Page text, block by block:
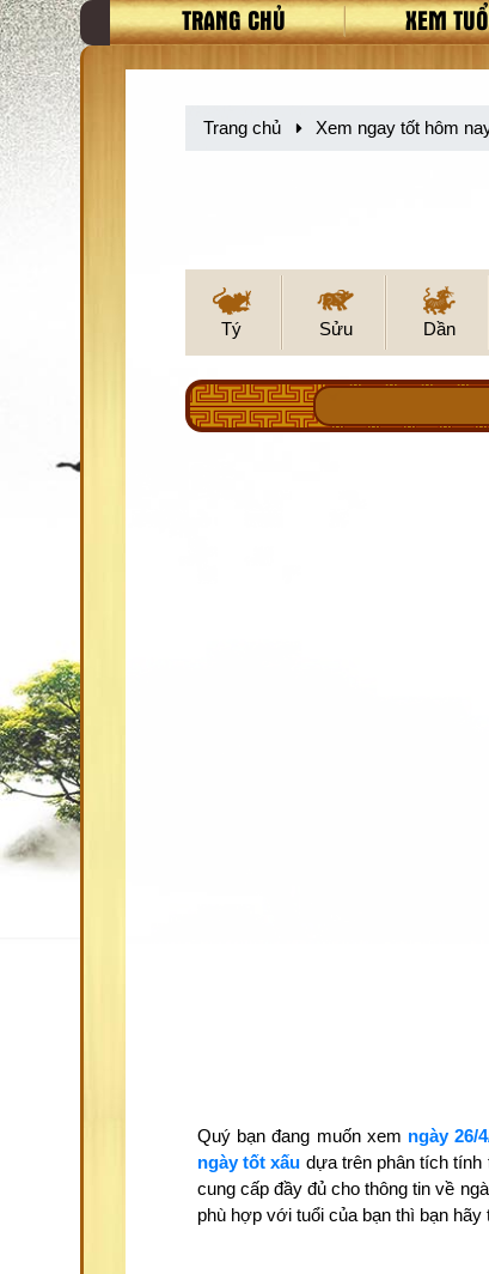
TRANG CHỦ XEM
Trang chủ Xem ngay tốt hôm
Tý Sửu Dần
Quý bạn đang muốn xem ngày 26/
ngày tốt xấu dựa trên phân tích
cung cấp đầy đủ cho thông tin về
phù hợp với tuổi của bạn thì bạn hãy